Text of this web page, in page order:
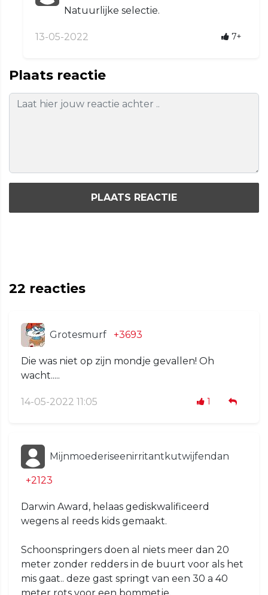
Natuurlijke selectie.
13-05-2022 7+
Plaats reactie
PLAATS REACTIE
22 reacties
Grotesmurf +3693
Die was niet op zijn mondje gevallen! Oh
wacht.....
14-05-2022 11:05 1
Mijnmoederiseenirritantkutwijfendan
+2123
Darwin Award, helaas gediskwalificeerd
wegens al reeds kids gemaakt.
Schoonspringers doen al niets meer dan 20
meter zonder redders in de buurt voor als het
mis gaat.. deze gast springt van een 30 a 40